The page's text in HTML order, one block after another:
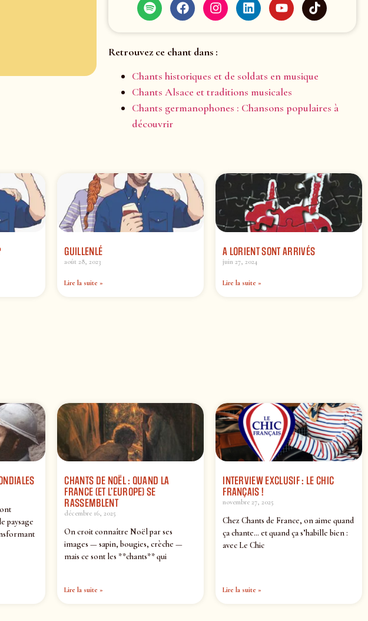
Retrouvez ce chant dans :
Chants historiques et de soldats en musique
Chants Alsace et traditions musicales
Chants germanophones : Chansons populaires à
découvrir
GUILLENLÉ
août 28, 2023
Lire la suite »
A LORIENT SONT ARRIVÉS
juin 27, 2024
Lire la suite »
paysage
CHANTS DE NOËL : QUAND LA
FRANCE (ET L’EUROPE) SE
RASSEMBLENT
décembre 16, 2025
On croit connaître Noël par ses
images — sapin, bougies, crèche —
mais ce sont les **chants** qui
Lire la suite »
INTERVIEW EXCLUSIF : LE CHIC
FRANÇAIS !
novembre 27, 2025
Chez Chants de France, on aime quand
ça chante… et quand ça s’habille bien :
avec Le Chic
Lire la suite »